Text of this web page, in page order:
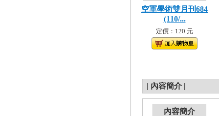
空軍學術雙月刊684
(110/...
定價：120 元
| 內容簡介 |
內容簡介